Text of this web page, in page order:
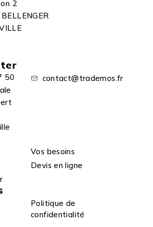
2
50
contact@trademos.fr
Vos besoins
Devis en ligne
Politique de
confidentialité